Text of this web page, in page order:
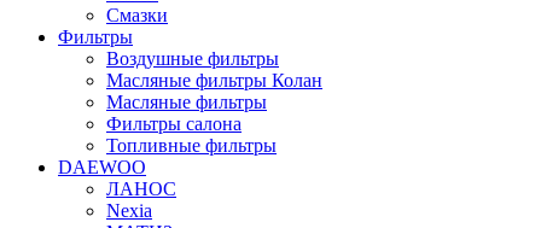
Смазки
Фильтры
Воздушные фильтры
Масляные фильтры Колан
Масляные фильтры
Фильтры салона
Топливные фильтры
DAEWOO
ЛАНОС
Nexia